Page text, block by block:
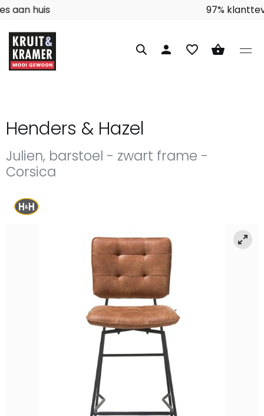
person favorite_border shopping_basket
Henders & Hazel
Julien, barstoel - zwart frame -
Corsica